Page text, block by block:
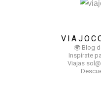
🌍 Blog
Inspírate
Viajas